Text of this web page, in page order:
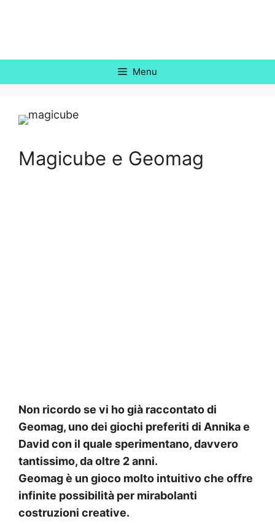
Menu
Magicube e Geomag
Non ricordo se vi ho già raccontato di
Geomag, uno dei giochi preferiti di Annika e
David con il quale sperimentano, davvero
tantissimo, da oltre 2 anni.
Geomag è un gioco molto intuitivo che offre
infinite possibilità per mirabolanti
costruzioni creative.